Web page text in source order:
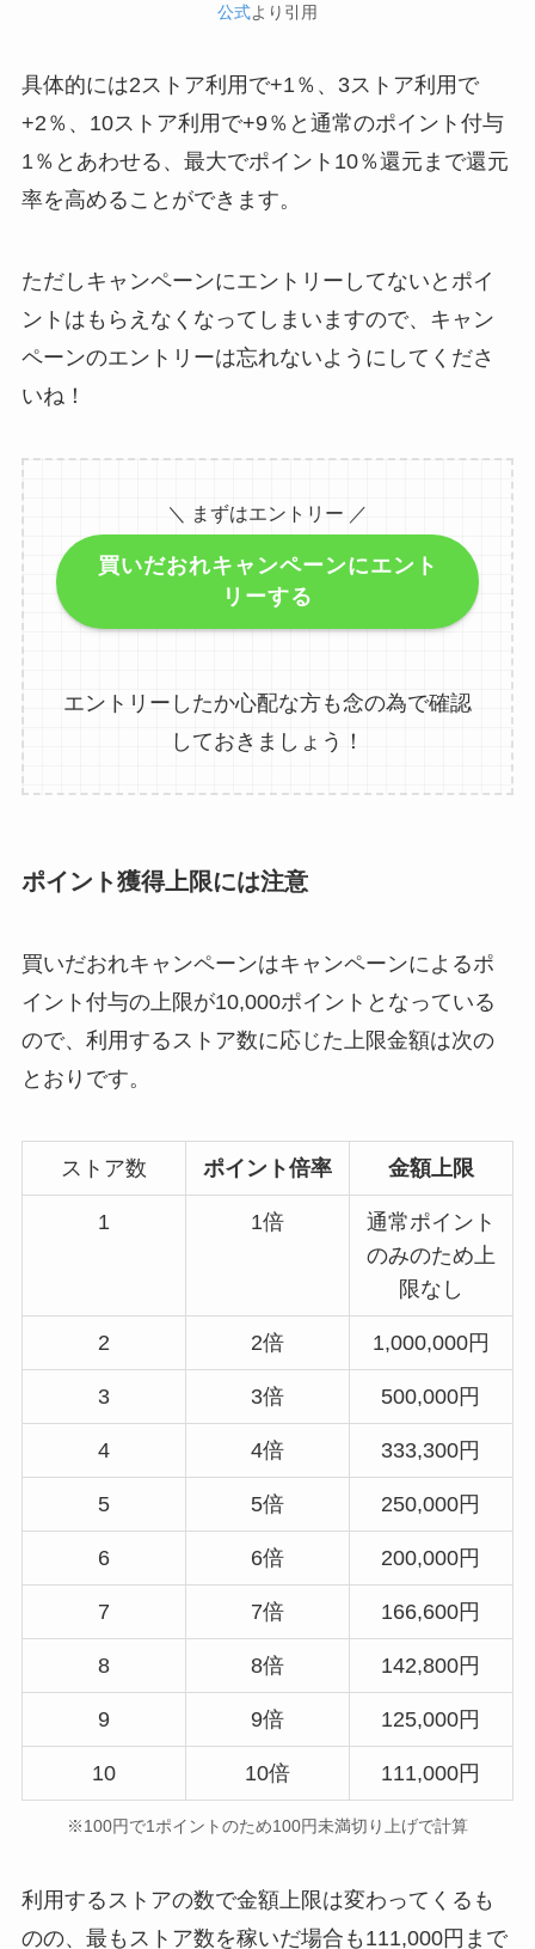
公式より引用
具体的には2ストア利用で+1％、3ストア利用で
+2％、10ストア利用で+9％と通常のポイント付与
1％とあわせる、最大でポイント10％還元まで還元
率を高めることができます。
ただしキャンペーンにエントリーしてないとポイ
ントはもらえなくなってしまいますので、キャン
ペーンのエントリーは忘れないようにしてくださ
いね！
＼ まずはエントリー ／
買いだおれキャンペーンにエント
リーする
エントリーしたか心配な方も念の為で確認
しておきましょう！
ポイント獲得上限には注意
買いだおれキャンペーンはキャンペーンによるポ
イント付与の上限が10,000ポイントとなっている
ので、利用するストア数に応じた上限金額は次の
とおりです。
ストア数 ポイント倍率 金額上限
1 1倍
通常ポイント
のみのため上
限なし
2 2倍 1,000,000円
3 3倍 500,000円
4 4倍 333,300円
5 5倍 250,000円
6 6倍 200,000円
7 7倍 166,600円
8 8倍 142,800円
9 9倍 125,000円
10 10倍 111,000円
※100円で1ポイントのため100円未満切り上げで計算
利用するストアの数で金額上限は変わってくるも
のの、最もストア数を稼いだ場合も111,000円まで